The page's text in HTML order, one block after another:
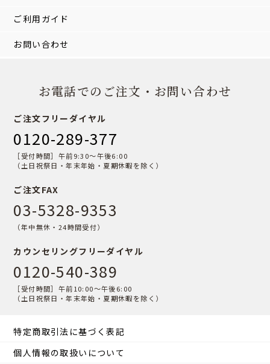
ご利用ガイド
お問い合わせ
お電話でのご注文・お問い合わせ
ご注文フリーダイヤル
0120-289-377
［受付時間］午前9:30〜午後6:00
（土日祝祭日・年末年始・夏期休暇を除く）
ご注文FAX
03-5328-9353
（年中無休・24時間受付）
カウンセリングフリーダイヤル
0120-540-389
［受付時間］午前10:00〜午後6:00
（土日祝祭日・年末年始・夏期休暇を除く）
特定商取引法に基づく表記
個人情報の取扱いについて